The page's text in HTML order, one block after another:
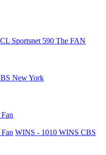
Sportsnet 590 The FAN
New York
WINS - 1010 WINS CBS